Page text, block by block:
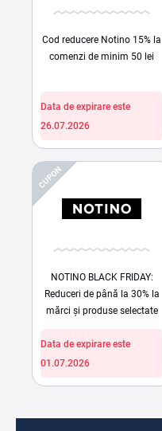
Cod reducere Notino 15% la
comenzi de minim 50 lei
Data de expirare este
26.07.2026
CUPON
NOTINO BLACK FRIDAY:
Reduceri de până la 30% la
mărci și produse selectate
Data de expirare este
01.07.2026